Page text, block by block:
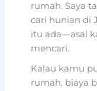
rumah. Saya
cari hunian di
itu ada—asal
mencari.
Kalau kamu
rumah, biaya